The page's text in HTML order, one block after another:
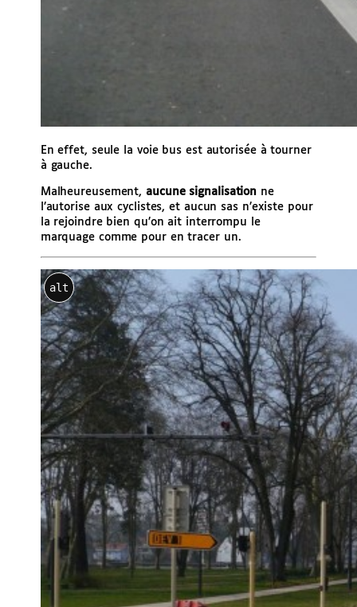
En effet, seule la voie bus est autorisée à tourner
à gauche.
Malheureusement, aucune signalisation ne
l’autorise aux cyclistes, et aucun sas n’existe pour
la rejoindre bien qu’on ait interrompu le
marquage comme pour en tracer un.
alt